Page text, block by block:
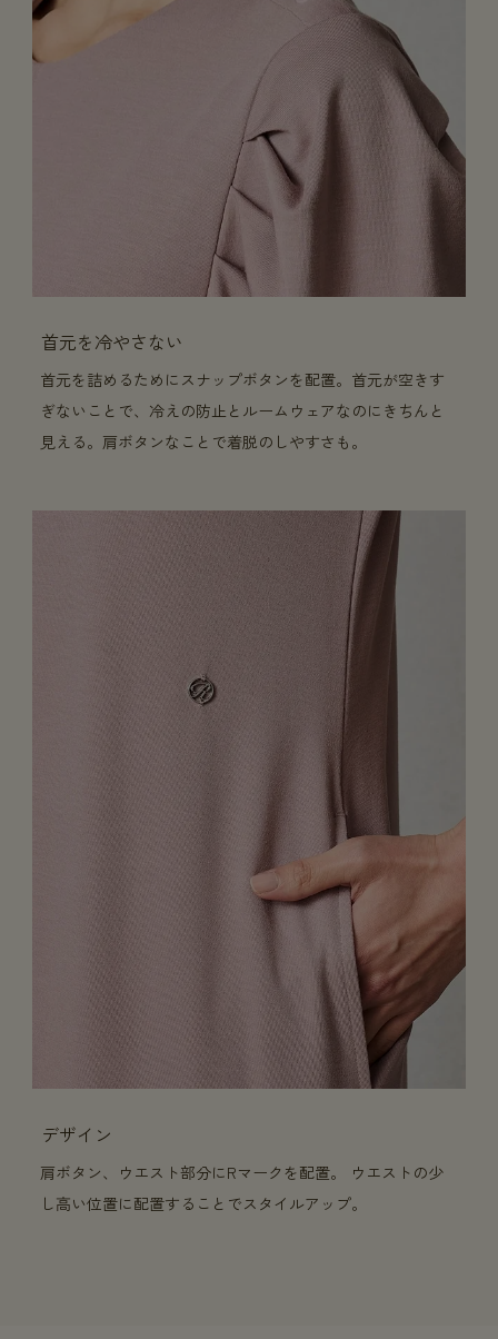
首元を冷やさない
首元を詰めるためにスナップボタンを配置。首元が空きす
ぎないことで、冷えの防止とルームウェアなのにきちんと
見える。肩ボタンなことで着脱のしやすさも。
デザイン
肩ボタン、ウエスト部分にRマークを配置。 ウエストの少
し高い位置に配置することでスタイルアップ。